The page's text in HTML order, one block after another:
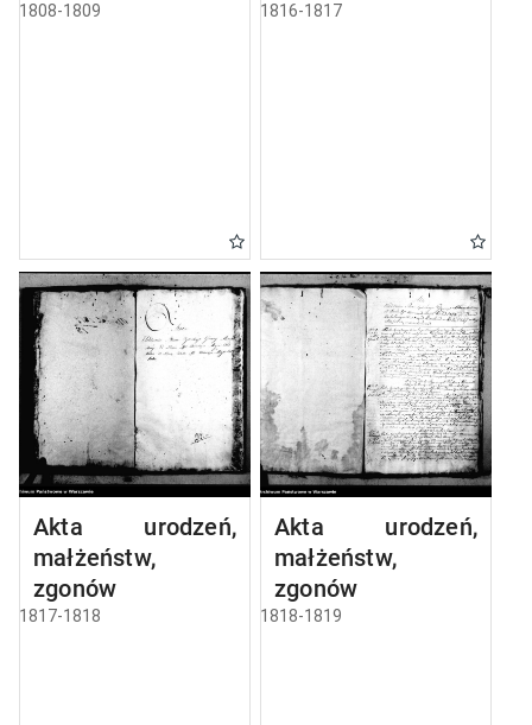
1808-1809 1816-1817
Akta urodzeń,
małżeństw,
zgonów
1817-1818
Akta urodzeń,
małżeństw,
zgonów
1818-1819